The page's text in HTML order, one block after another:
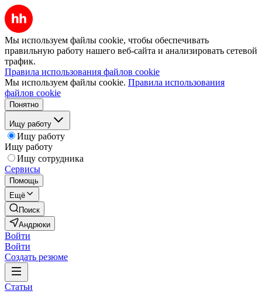
Мы используем файлы cookie, чтобы обеспечивать
правильную работу нашего веб-сайта и анализировать сетевой
трафик.
Правила использования файлов cookie
Мы используем файлы cookie. Правила использования
файлов cookie
Понятно
Ищу работу
Ищу работу
Ищу работу
Ищу сотрудника
Сервисы
Помощь
Ещё
Поиск
Андрюки
Войти
Войти
Создать резюме
Статьи